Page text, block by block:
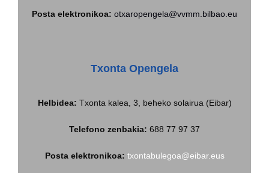
Posta elektronikoa: otxaropengela@vvmm.bilbao.eu
Txonta Opengela
Helbidea: Txonta kalea, 3, beheko solairua (Eibar)
Telefono zenbakia: 688 77 97 37
Posta elektronikoa: txontabulegoa@eibar.eus